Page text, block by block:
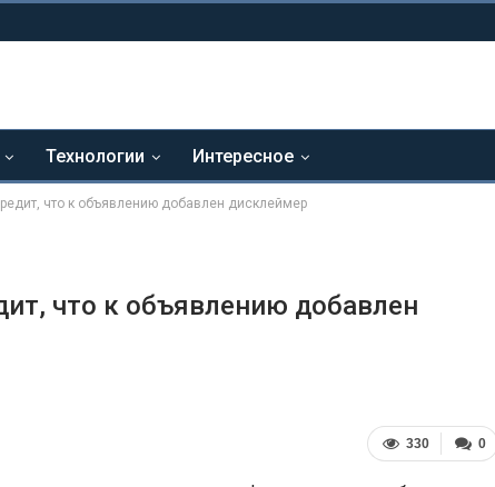
Технологии Интересное
что к объявлению добавлен дисклеймер
что к объявлению добавлен
0
330